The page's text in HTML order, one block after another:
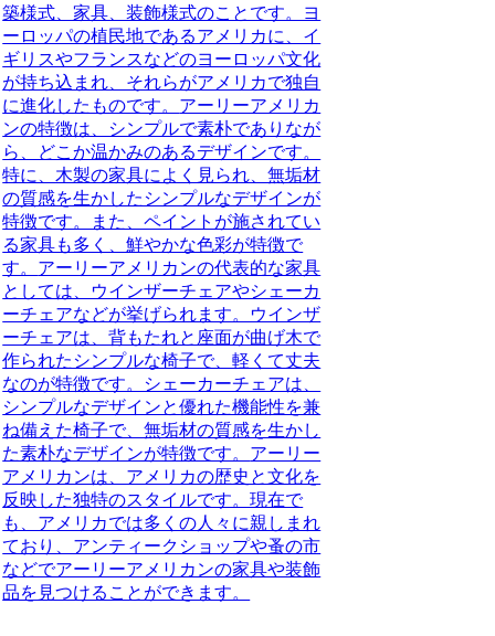
築様式、家具、装飾様式のことです。ヨ
ーロッパの植民地であるアメリカに、イ
ギリスやフランスなどのヨーロッパ文化
が持ち込まれ、それらがアメリカで独自
に進化したものです。 アーリーアメリカ
ンの特徴は、シンプルで素朴でありなが
ら、どこか温かみのあるデザインです。
特に、木製の家具によく見られ、無垢材
の質感を生かしたシンプルなデザインが
特徴です。また、ペイントが施されてい
る家具も多く、鮮やかな色彩が特徴で
す。 アーリーアメリカンの代表的な家具
としては、ウインザーチェアやシェーカ
ーチェアなどが挙げられます。ウインザ
ーチェアは、背もたれと座面が曲げ木で
作られたシンプルな椅子で、軽くて丈夫
なのが特徴です。シェーカーチェアは、
シンプルなデザインと優れた機能性を兼
ね備えた椅子で、無垢材の質感を生かし
た素朴なデザインが特徴です。 アーリー
アメリカンは、アメリカの歴史と文化を
反映した独特のスタイルです。現在で
も、アメリカでは多くの人々に親しまれ
ており、アンティークショップや蚤の市
などでアーリーアメリカンの家具や装飾
品を見つけることができます。